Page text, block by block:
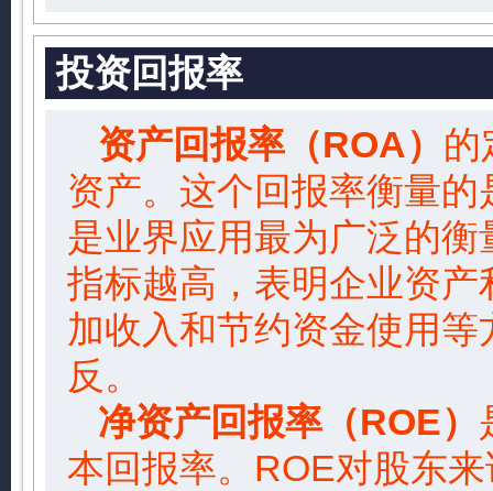
投资回报率
资产回报率（ROA） 的
资产。这个回报率衡量
是业界应用最为广泛的
指标越高，表明企业资
加收入和节约资金使用
反。
净资产回报率（ROE）
本回报率。ROE对股东